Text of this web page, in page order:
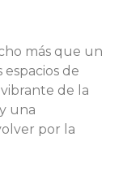
más que un
de
de la
una
por la